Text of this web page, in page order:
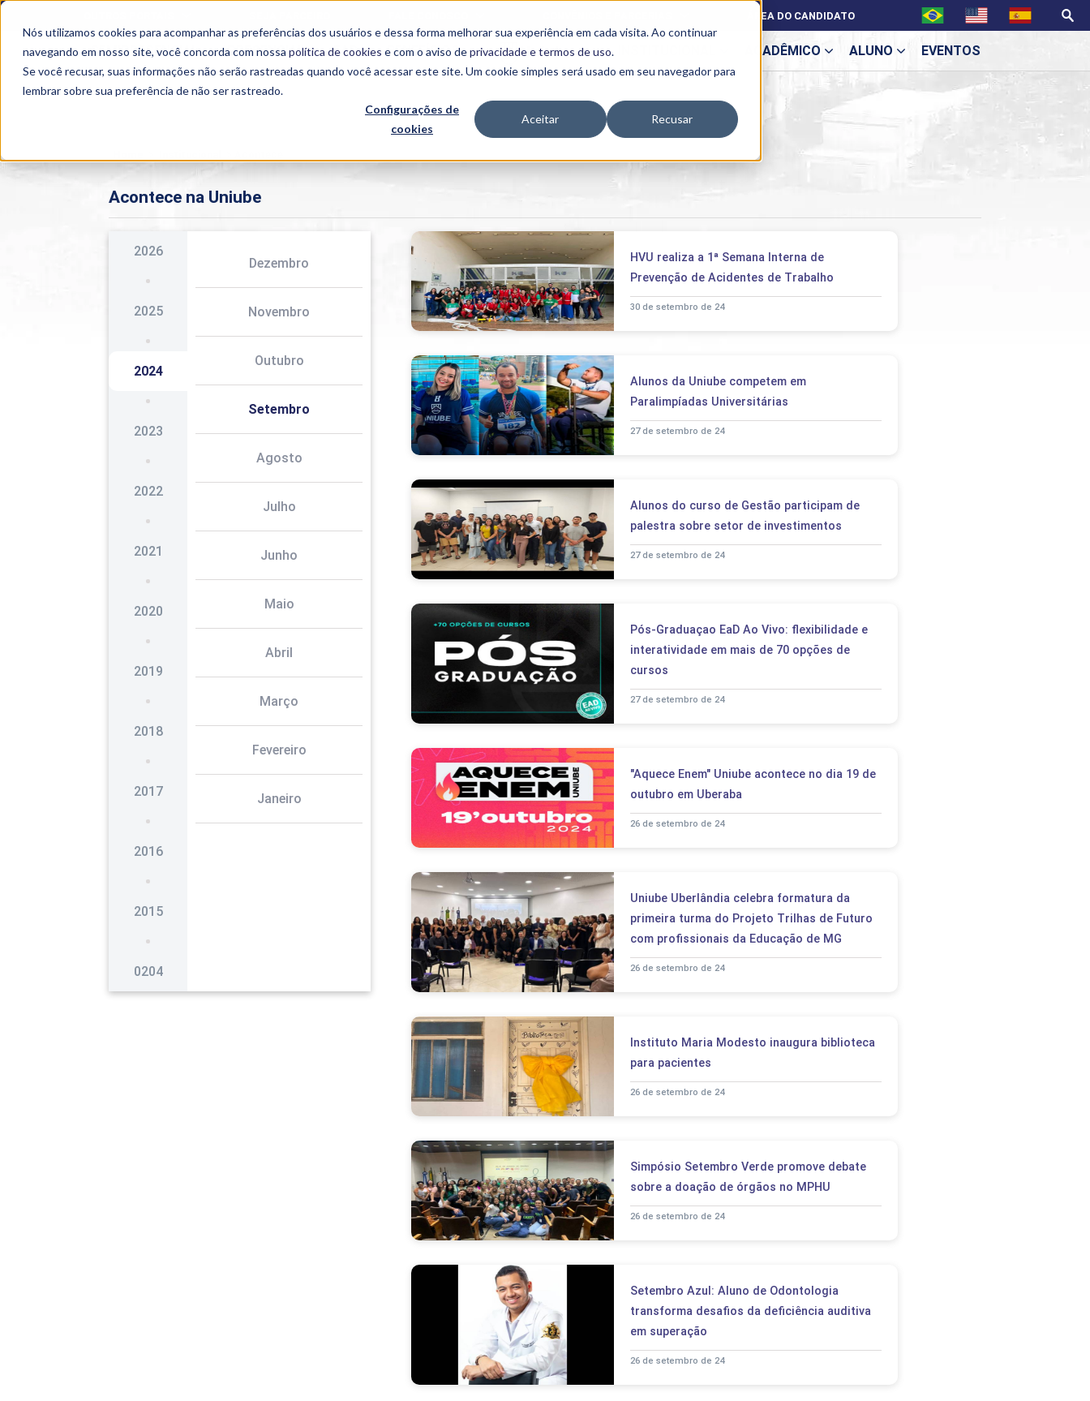
Nós utilizamos cookies para acompanhar as preferências dos usuários e dessa forma melhorar sua experiência em cada visita. Ao continuar
navegando em nosso site, você concorda com nossa política de cookies e com o aviso deprivacidade e termos de uso.
Se você recusar, suas informações não serão rastreadas quando você acessar este site. Um cookie simples será usado em seu navegador para
lembrar sobre sua preferência de não ser rastreado.
Configurações de
cookies
Aceitar Recusar
SEMIPRESENCIAL PRESENCIAL EAD BENEFÍCIOS ACADÊMICO
Acadêmicos
PIME
Programas de
Pesquisa e
Extensão
MPHU
PROED
ALUNO EVENTOS
ÁREA DO CANDIDATO
Acontece na Uniube
2026
2025
2024
2023
2022
2021
2020
2019
2018
2017
2016
2015
0204
Dezembro
Novembro
Outubro
Setembro
Agosto
Julho
Junho
Maio
Abril
Março
Fevereiro
Janeiro
HVU realiza a 1ª Semana Interna de
Prevenção de Acidentes de Trabalho
30 de setembro de 24
Alunos da Uniube competem em
Paralimpíadas Universitárias
27 de setembro de 24
Alunos do curso de Gestão participam de
palestra sobre setor de investimentos
27 de setembro de 24
Pós-Graduaçao EaD Ao Vivo: flexibilidade e
interatividade em mais de 70 opções de
cursos
27 de setembro de 24
"Aquece Enem" Uniube acontece no dia 19 de
outubro em Uberaba
26 de setembro de 24
Uniube Uberlândia celebra formatura da
primeira turma do Projeto Trilhas de Futuro
com profissionais da Educação de MG
26 de setembro de 24
Instituto Maria Modesto inaugura biblioteca
para pacientes
26 de setembro de 24
Simpósio Setembro Verde promove debate
sobre a doação de órgãos no MPHU
26 de setembro de 24
Setembro Azul: Aluno de Odontologia
transforma desafios da deficiência auditiva
em superação
26 de setembro de 24